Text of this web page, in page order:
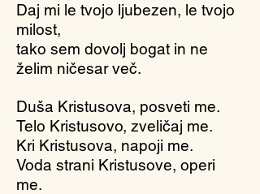
Daj mi le tvojo ljubezen, le tvojo
milost,
tako sem dovolj bogat in ne
želim ničesar več.
Duša Kristusova, posveti me.
Telo Kristusovo, zveličaj me.
Kri Kristusova, napoji me.
Voda strani Kristusove, operi
me.